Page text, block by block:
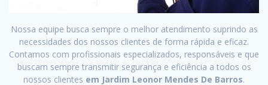
Nossa equipe busca sempre o melhor atendimento suprindo as
necessidades dos nossos clientes de forma rápida e eficaz.
Contamos com profissionais especializados, responsáveis e que
buscam sempre transmitir segurança e eficiência a todos os
nossos clientes em Jardim Leonor Mendes De Barros.